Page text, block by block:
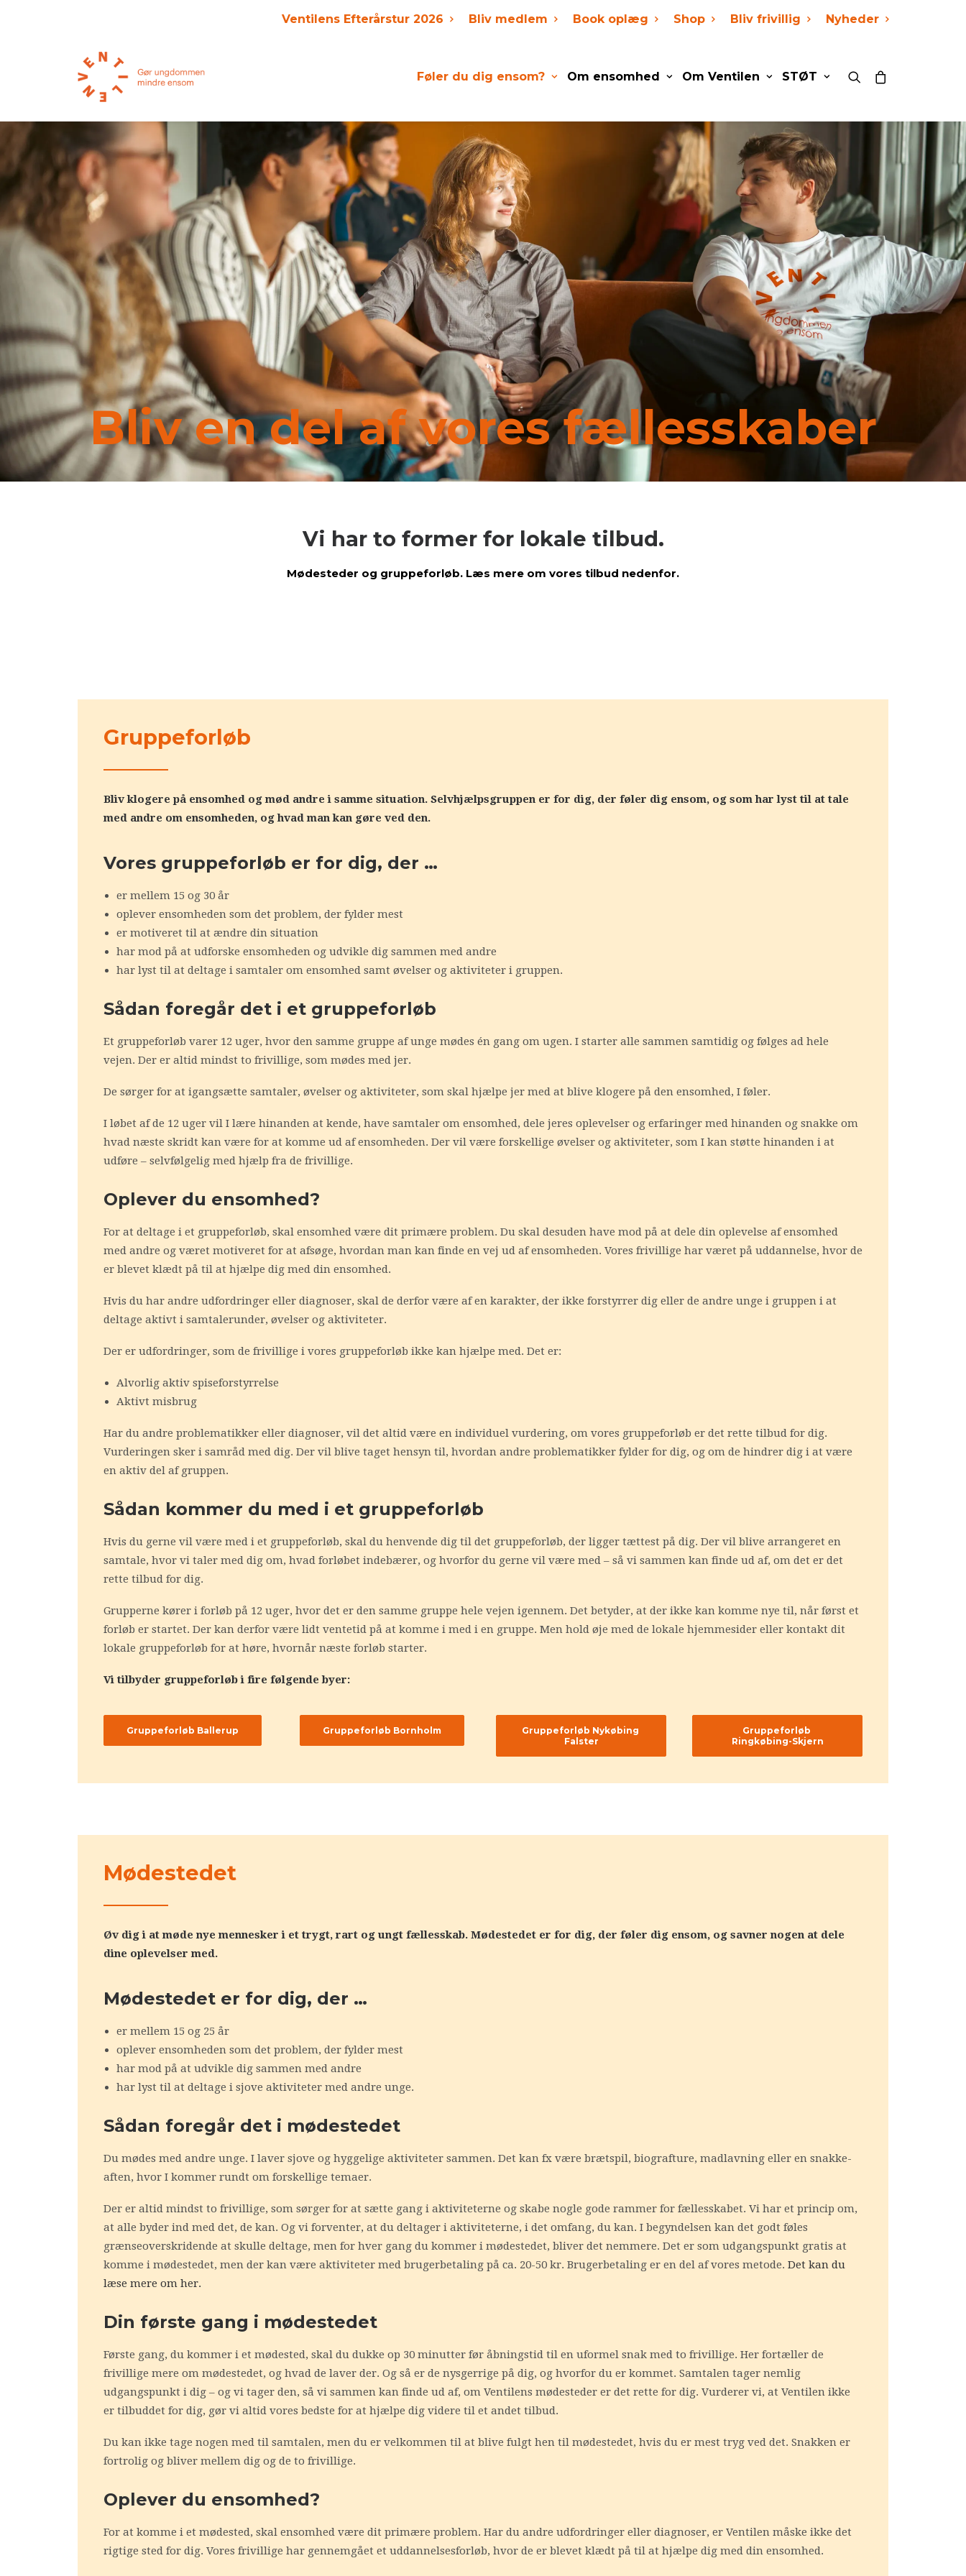
Ventilens Efterårstur 2026 Bliv medlem Book oplæg Shop Bliv frivillig Nyheder
Føler du dig ensom? Om ensomhed Om Ventilen STØT
Bliv en del af vores fællesskaber
Vi har to former for lokale tilbud.
Mødesteder og gruppeforløb. Læs mere om vores tilbud nedenfor.
Gruppeforløb
Bliv klogere på ensomhed og mød andre i samme situation. Selvhjælpsgruppen er for dig, der føler dig ensom, og som har lyst til at tale
med andre om ensomheden, og hvad man kan gøre ved den.
Vores gruppeforløb er for dig, der …
er mellem 15 og 30 år
oplever ensomheden som det problem, der fylder mest
er motiveret til at ændre din situation
har mod på at udforske ensomheden og udvikle dig sammen med andre
har lyst til at deltage i samtaler om ensomhed samt øvelser og aktiviteter i gruppen.
Sådan foregår det i et gruppeforløb
Et gruppeforløb varer 12 uger, hvor den samme gruppe af unge mødes én gang om ugen. I starter alle sammen samtidig og følges ad hele
vejen. Der er altid mindst to frivillige, som mødes med jer.
De sørger for at igangsætte samtaler, øvelser og aktiviteter, som skal hjælpe jer med at blive klogere på den ensomhed, I føler.
I løbet af de 12 uger vil I lære hinanden at kende, have samtaler om ensomhed, dele jeres oplevelser og erfaringer med hinanden og snakke om
hvad næste skridt kan være for at komme ud af ensomheden. Der vil være forskellige øvelser og aktiviteter, som I kan støtte hinanden i at
udføre – selvfølgelig med hjælp fra de frivillige.
Oplever du ensomhed?
For at deltage i et gruppeforløb, skal ensomhed være dit primære problem. Du skal desuden have mod på at dele din oplevelse af ensomhed
med andre og været motiveret for at afsøge, hvordan man kan finde en vej ud af ensomheden. Vores frivillige har været på uddannelse, hvor de
er blevet klædt på til at hjælpe dig med din ensomhed.
Hvis du har andre udfordringer eller diagnoser, skal de derfor være af en karakter, der ikke forstyrrer dig eller de andre unge i gruppen i at
deltage aktivt i samtalerunder, øvelser og aktiviteter.
Der er udfordringer, som de frivillige i vores gruppeforløb ikke kan hjælpe med. Det er:
Alvorlig aktiv spiseforstyrrelse
Aktivt misbrug
Har du andre problematikker eller diagnoser, vil det altid være en individuel vurdering, om vores gruppeforløb er det rette tilbud for dig.
Vurderingen sker i samråd med dig. Der vil blive taget hensyn til, hvordan andre problematikker fylder for dig, og om de hindrer dig i at være
en aktiv del af gruppen.
Sådan kommer du med i et gruppeforløb
Hvis du gerne vil være med i et gruppeforløb, skal du henvende dig til det gruppeforløb, der ligger tættest på dig. Der vil blive arrangeret en
samtale, hvor vi taler med dig om, hvad forløbet indebærer, og hvorfor du gerne vil være med – så vi sammen kan finde ud af, om det er det
rette tilbud for dig.
Grupperne kører i forløb på 12 uger, hvor det er den samme gruppe hele vejen igennem. Det betyder, at der ikke kan komme nye til, når først et
forløb er startet. Der kan derfor være lidt ventetid på at komme i med i en gruppe. Men hold øje med de lokale hjemmesider eller kontakt dit
lokale gruppeforløb for at høre, hvornår næste forløb starter.
Vi tilbyder gruppeforløb i fire følgende byer:
Gruppeforløb Ballerup Gruppeforløb Bornholm
Gruppeforløb Nykøbing
Falster
Gruppeforløb
Ringkøbing-Skjern
Mødestedet
Øv dig i at møde nye mennesker i et trygt, rart og ungt fællesskab. Mødestedet er for dig, der føler dig ensom, og savner nogen at dele
dine oplevelser med.
Mødestedet er for dig, der …
er mellem 15 og 25 år
oplever ensomheden som det problem, der fylder mest
har mod på at udvikle dig sammen med andre
har lyst til at deltage i sjove aktiviteter med andre unge.
Sådan foregår det i mødestedet
Du mødes med andre unge. I laver sjove og hyggelige aktiviteter sammen. Det kan fx være brætspil, biografture, madlavning eller en snakke-
aften, hvor I kommer rundt om forskellige temaer.
Der er altid mindst to frivillige, som sørger for at sætte gang i aktiviteterne og skabe nogle gode rammer for fællesskabet. Vi har et princip om,
at alle byder ind med det, de kan. Og vi forventer, at du deltager i aktiviteterne, i det omfang, du kan. I begyndelsen kan det godt føles
grænseoverskridende at skulle deltage, men for hver gang du kommer i mødestedet, bliver det nemmere. Det er som udgangspunkt gratis at
komme i mødestedet, men der kan være aktiviteter med brugerbetaling på ca. 20-50 kr. Brugerbetaling er en del af vores metode. Det kan du
læse mere om her.
Din første gang i mødestedet
Første gang, du kommer i et mødested, skal du dukke op 30 minutter før åbningstid til en uformel snak med to frivillige. Her fortæller de
frivillige mere om mødestedet, og hvad de laver der. Og så er de nysgerrige på dig, og hvorfor du er kommet. Samtalen tager nemlig
udgangspunkt i dig – og vi tager den, så vi sammen kan finde ud af, om Ventilens mødesteder er det rette for dig. Vurderer vi, at Ventilen ikke
er tilbuddet for dig, gør vi altid vores bedste for at hjælpe dig videre til et andet tilbud.
Du kan ikke tage nogen med til samtalen, men du er velkommen til at blive fulgt hen til mødestedet, hvis du er mest tryg ved det. Snakken er
fortrolig og bliver mellem dig og de to frivillige.
Oplever du ensomhed?
For at komme i et mødested, skal ensomhed være dit primære problem. Har du andre udfordringer eller diagnoser, er Ventilen måske ikke det
rigtige sted for dig. Vores frivillige har gennemgået et uddannelsesforløb, hvor de er blevet klædt på til at hjælpe dig med din ensomhed.